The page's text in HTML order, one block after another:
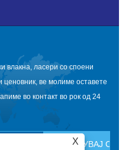
влакна, ласери со споени
ценовник, ве молиме оставете
во контакт во рок од 24
X